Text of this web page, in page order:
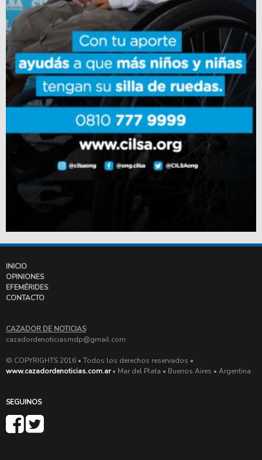
INICIO
OPINIONES
EFEMÉRIDES
CONTACTO
CAZADOR DE NOTICIAS
cazadordenoticiasmdp@gmail.com
© COPYRIGHTS 2016 • Todos los derechos reservados •
www.cazadordenoticias.com.ar• Mar del Plata • Buenos Aires • Argentina
SEGUINOS